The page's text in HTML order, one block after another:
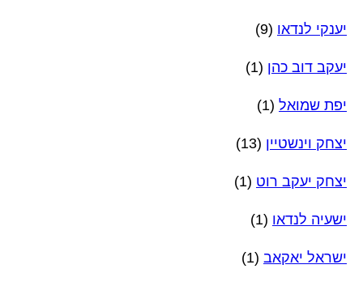
יענקי לנדאו (9)
יעקב דוב כהן (1)
יפת שמואל (1)
יצחק וינשטיין (13)
יצחק יעקב רוט (1)
ישעיה לנדאו (1)
ישראל יאקאב (1)